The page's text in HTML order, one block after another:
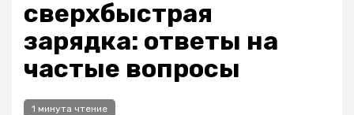
сверхбыстрая
зарядка: ответы на
частые вопросы
1 минута чтение